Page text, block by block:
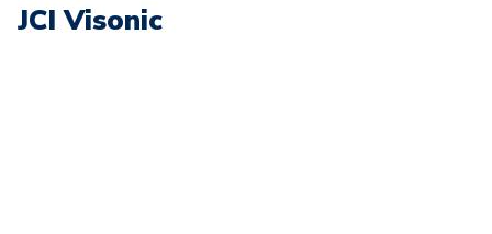
JCI Visonic